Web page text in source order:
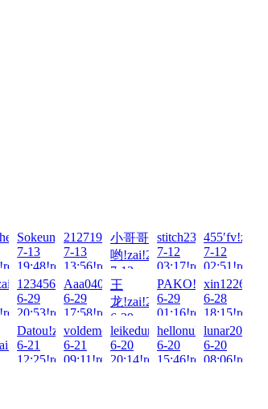
Sokeung00!zai!2026-
7-13
19:48!read!
2127192739!zai!2026-
7-13
13:56!read!
小哥哥
哟!zai!2026-
7-13
11:28!read!
stitch2355!zai!2026-
7-12
03:17!read!
7-12
02:51!read!
123456cao!zai!2026-
6-29
20:53!read!
Aaa040518!zai!2026-
6-29
17:58!read!
王
龙!zai!2026-
6-29
14:49!read!
PAKO!zai!2026-
6-29
01:16!read!
6-28
18:15!read!
Datou!zai!2026-
6-21
12:25!read!
voldemort!zai!2026-
6-21
09:11!read!
leikedun!zai!2026-
6-20
20:14!read!
hellonuke!zai!2026-
6-20
15:46!read!
6-20
08:06!read!